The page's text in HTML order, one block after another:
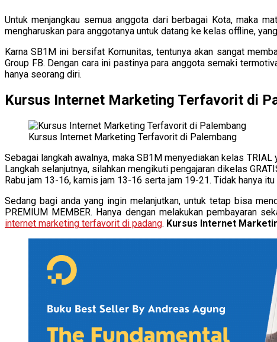
Untuk menjangkau semua anggota dari berbagai Kota, maka
mengharuskan para anggotanya untuk datang ke kelas offline,
Karna SB1M ini bersifat Komunitas, tentunya akan sangat
Group FB. Dengan cara ini pastinya para anggota semaki
hanya seorang diri.
Kursus Internet Marketing Terfavorit di
Kursus Internet Marketing Terfavorit di Palembang
Sebagai langkah awalnya, maka SB1M menyediakan kelas
Langkah selanjutnya, silahkan mengikuti pengajaran dikelas
Rabu jam 13-16, kamis jam 13-16 serta jam 19-21. Tidak hanya
Sedang bagi anda yang ingin melanjutkan, untuk tetap bisa
PREMIUM MEMBER. Hanya dengan melakukan pembayaran
internet marketing terfavorit di padang. Kursus Internet